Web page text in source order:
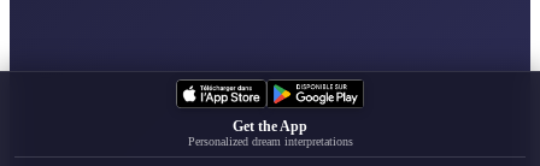
Get the App
Personalized dream interpretations